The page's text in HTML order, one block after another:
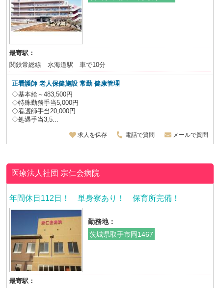
最寄駅：
関鉄常総線 水海道駅 車で10分
正看護師 老人保健施設常勤 健康管理
◇基本給～483,500円
◇特殊勤務手当5,000円
◇看護師手当20,000円
◇処遇手当3,5...
求人を保存 電話で質問 メールで質問
医療法人社団 宗仁会病院
年間休日112日！ 単身寮あり！ 保育所完備！
勤務地：
茨城県取手市岡1467
最寄駅：